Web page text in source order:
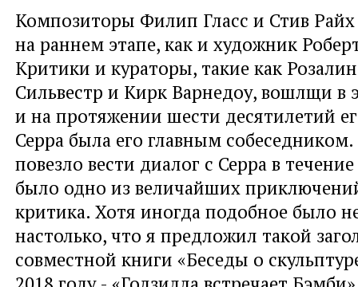
Композиторы Филип Гласс и Стив Райх
на раннем этапе, как и художник
Критики и кураторы, такие как
Сильвестр и Кирк Варнедоу, вошлщи в
и на протяжении шести десятилетий
Серра была его главным
повезло вести диалог с Серра в
было одно из величайших
критика. Хотя иногда подобное было
настолько, что я предложил такой
совместной книги «Беседы о